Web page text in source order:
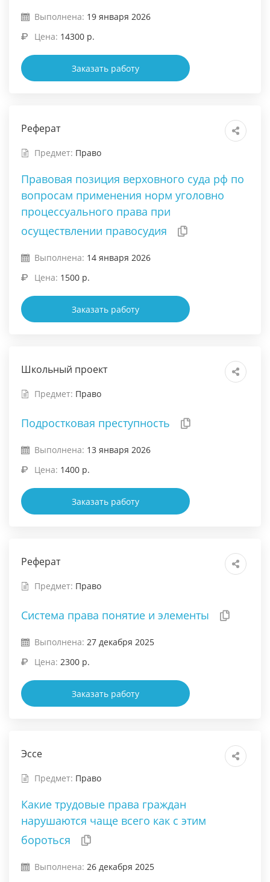
Выполнена: 19 января 2026
Цена: 14300 р.
Заказать работу
Реферат
Предмет: Право
Правовая позиция верховного суда рф по
вопросам применения норм уголовно
процессуального права при
осуществлении правосудия
Выполнена: 14 января 2026
Цена: 1500 р.
Заказать работу
Школьный проект
Предмет: Право
Подростковая преступность
Выполнена: 13 января 2026
Цена: 1400 р.
Заказать работу
Реферат
Предмет: Право
Система права понятие и элементы
Выполнена: 27 декабря 2025
Цена: 2300 р.
Заказать работу
Эссе
Предмет: Право
Какие трудовые права граждан
нарушаются чаще всего как с этим
бороться
Выполнена: 26 декабря 2025